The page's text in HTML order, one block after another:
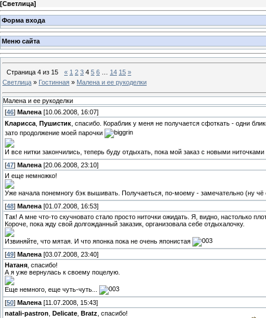
[Светлица]
Форма входа
Меню сайта
Страница 4 из 15 « 1 2 3 4 5 6 14 15 »
Светлица » Гостинная » Малена и ее рукоделки
Малена и ее рукоделки
[46] Малена [10.06.2008, 16:07]
Кларисса Пушистик , спасибо. Кораблик у меня не получается сфоткать - одни
зато продолжение моей парочки
И все нитки закончились, теперь буду отдыхать, пока мой заказ с новыми
[47] Малена [20.06.2008, 23:10]
И еще немножко!
Уже начала понемногу бэк вышивать. Получаеться, по-моему - замечательно (ну
[48] Малена [01.07.2008, 16:53]
Так! А мне что-то скучновато стало просто ниточки ожидать. Я, видно, настолько
Короче, пока жду свой долгожданный заказик, организовала себе отдыхалочку.
Извиняйте, что мятая. И что японка пока не очень японистая
[49] Малена [03.07.2008, 23:40]
Натаня , спасибо!
А я уже вернулась к своему поцелую.
Еще немного, еще чуть-чуть...
[50] Малена [11.07.2008, 15:43]
natali-pastron
Delicate Bratz , спасибо!